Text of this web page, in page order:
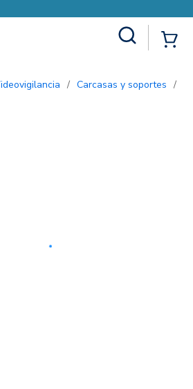
Videovigilancia / Carcasas y soportes /